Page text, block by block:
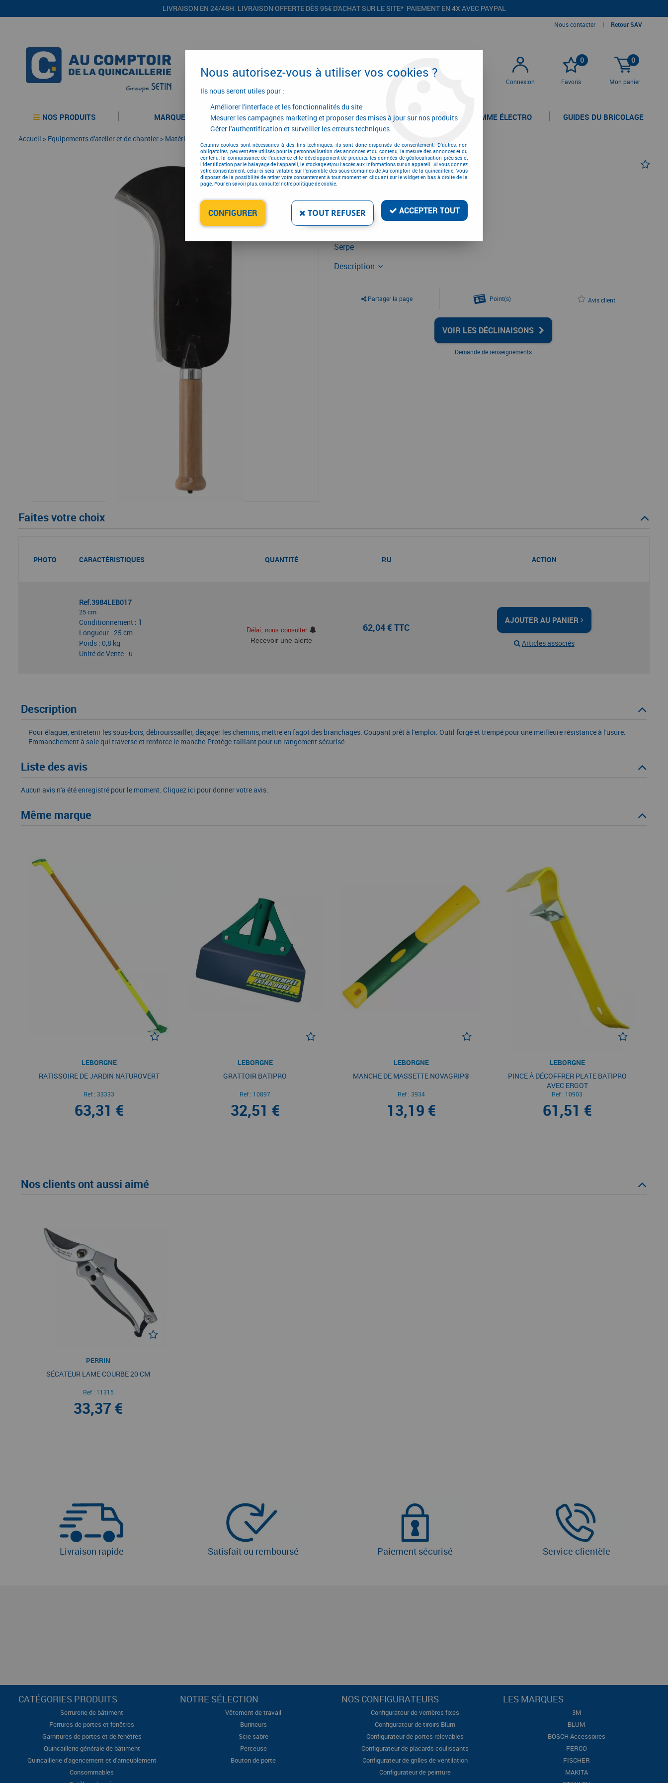
LIVRAISON EN 24/48H. LIVRAISON OFFERTE DÈS 95€ D'ACHAT SUR LE SITE* PAIEMENT EN 4X AVEC PAYPAL
Nous contacter | Retour SAV
Connexion
0
Favoris
0
Mon panier
NOS PRODUITS MARQUES CONFIGURATEURS PROMOTIONS LA GAMME ÉLECTRO GUIDES DU BRICOLAGE
Accueil > Equipements d'atelier et de chantier > Matériel d'entretien
SERPE DE PARIS
62,04 € TTC
Serpe
Description
Partager la page Point(s) Avis client
VOIR LES DÉCLINAISONS
Demande de renseignements
Faites votre choix
PHOTO CARACTÉRISTIQUES QUANTITÉ P.U ACTION
Ref.3984LEB017
25 cm
Conditionnement : 1
Longueur : 25 cm
Poids : 0,8 kg
Unité de Vente : u
Délai, nous consulter
Recevoir une alerte
62,04 € TTC
AJOUTER AU PANIER
Articles associés
Description
Pour élaguer, entretenir les sous-bois, débrouissailler, dégager les chemins, mettre en fagot des branchages. Coupant prêt à l'emploi. Outil forgé et trempé pour une meilleure résistance à l'usure.
Emmanchement à soie qui traverse et renforce le manche.Protège-taillant pour un rangement sécurisé.
Liste des avis
Aucun avis n'a été enregistré pour le moment. Cliquez ici pour donner votre avis.
Même marque
LEBORGNE
RATISSOIRE DE JARDIN NATUROVERT
Ref : 33333
63,31 €
LEBORGNE
GRATTOIR BATIPRO
Ref : 10897
32,51 €
LEBORGNE
MANCHE DE MASSETTE NOVAGRIP®
Ref : 3934
13,19 €
LEBORGNE
PINCE À DÉCOFFRER PLATE BATIPRO
AVEC ERGOT
Ref : 10903
61,51 €
Nos clients ont aussi aimé
PERRIN
SÉCATEUR LAME COURBE 20 CM
Ref : 11315
33,37 €
Livraison rapide Satisfait ou remboursé Paiement sécurisé Service clientèle
CATÉGORIES PRODUITS
Serrurerie de bâtiment
Ferrures de portes et fenêtres
Garnitures de portes et de fenêtres
Quincaillerie générale de bâtiment
Quincaillerie d'agencement et d'ameublement
Consommables
NOTRE SÉLECTION
Vêtement de travail
Burineurs
Scie sabre
Perceuse
Bouton de porte
NOS CONFIGURATEURS
Configurateur de verrières fixes
Configurateur de tiroirs Blum
Configurateur de portes relevables
Configurateur de placards coulissants
Configurateur de grilles de ventilation
Configurateur de peinture
LES MARQUES
3M
BLUM
BOSCH Accessoires
FERCO
FISCHER
MAKITA
Nous autorisez-vous à utiliser vos cookies ?
Ils nous seront utiles pour :
Améliorer l'interface et les fonctionnalités du site
Mesurer les campagnes marketing et proposer des mises à jour sur nos produits
Gérer l'authentification et surveiller les erreurs techniques
Certains cookies sont nécessaires à des fins techniques, ils sont donc dispensés de consentement. D'autres, non
obligatoires, peuvent être utilisés pour la personnalisation des annonces et du contenu, la mesure des annonces et du
contenu, la connaissance de l'audience et le développement de produits, les données de géolocalisation précises et
l'identification par le balayage de l'appareil, le stockage et/ou l'accès aux informations sur un appareil. Si vous donnez
votre consentement, celui-ci sera valable sur l’ensemble des sous-domaines de Au comptoir de la quincaillerie. Vous
disposez de la possibilité de retirer votre consentement à tout moment en cliquant sur le widget en bas à droite de la
page. Pour en savoir plus, consulter notre politique de cookie.
CONFIGURER TOUT REFUSER ACCEPTER TOUT